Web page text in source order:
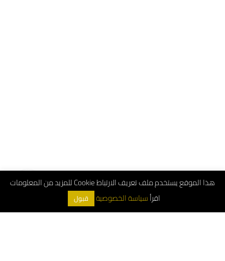
هذا الموقع يستخدم ملف تعريف الارتباط Cookie للمزيد من المعلومات
اقرأسياسة الخصوصية قبول